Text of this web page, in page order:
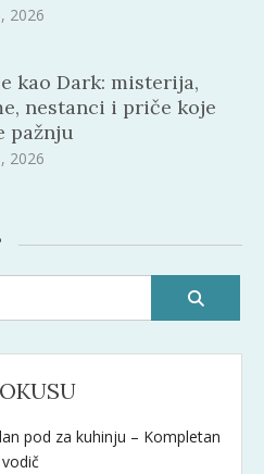
2026
kao Dark: misterija,
nestanci i priče koje
pažnju
2026
pod za kuhinju – Kompletan
vodič